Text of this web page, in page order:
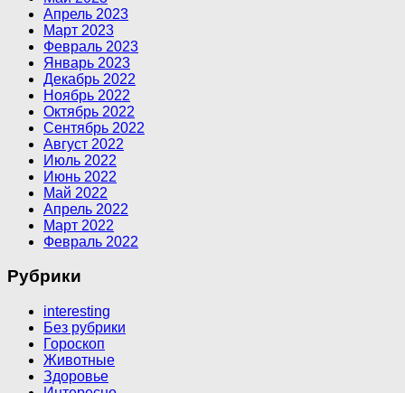
Апрель 2023
Март 2023
Февраль 2023
Январь 2023
Декабрь 2022
Ноябрь 2022
Октябрь 2022
Сентябрь 2022
Август 2022
Июль 2022
Июнь 2022
Май 2022
Апрель 2022
Март 2022
Февраль 2022
Рубрики
interesting
Без рубрики
Гороскоп
Животные
Здоровье